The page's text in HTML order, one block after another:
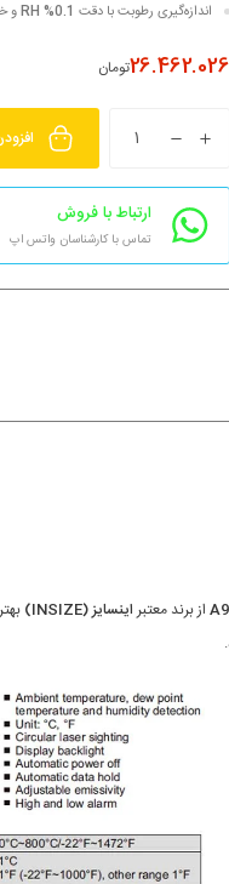
اندازه‌گیری رطوبت با دقت 0.1% RH و
26.462.026تومان
ارتباط با فروش
تماس با کارشناسان واتس اپ
از برند معتبراینسایز (INSIZE)